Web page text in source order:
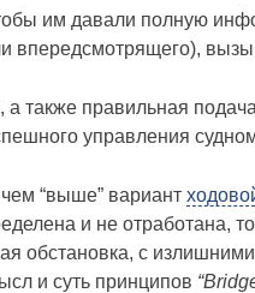
им давали полную
впередсмотрящего),
также правильная
управления
“выше” вариант
и не отработана,
обстановка, с
и суть принципов